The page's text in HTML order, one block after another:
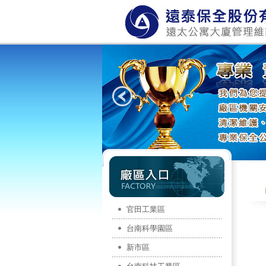
官田工業區
台南科學園區
新市區